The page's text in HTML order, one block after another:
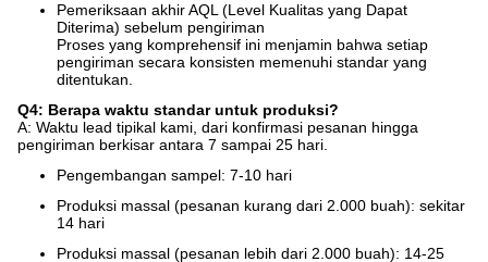
Pemeriksaan akhir AQL (Level Kualitas yang Dapat
Diterima) sebelum pengiriman
Proses yang komprehensif ini menjamin bahwa setiap
pengiriman secara konsisten memenuhi standar yang
ditentukan.
Q4: Berapa waktu standar untuk produksi?
A: Waktu lead tipikal kami, dari konfirmasi pesanan hingga
pengiriman berkisar antara 7 sampai 25 hari.
Pengembangan sampel: 7-10 hari
Produksi massal (pesanan kurang dari 2.000 buah): sekitar
14 hari
Produksi massal (pesanan lebih dari 2.000 buah): 14-25